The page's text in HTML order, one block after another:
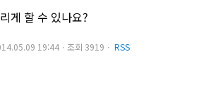
게 할 수 있나요?
19:44ㆍ조회 3919ㆍ RSS